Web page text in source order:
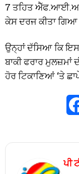
7 ਤਹਿਤ
ਕੇਸ ਦਰਜ ਕੀਤਾ ਗਿਆ
ਉਨ੍ਹਾਂ ਦੱਸਿਆ ਕਿ
ਬਾਕੀ ਫਰਾਰ ਮੁਲਜ਼ਮਾਂ
ਹੋਰ ਟਿਕਾਣਿਆਂ ‘ਤੇ
ਪੀ